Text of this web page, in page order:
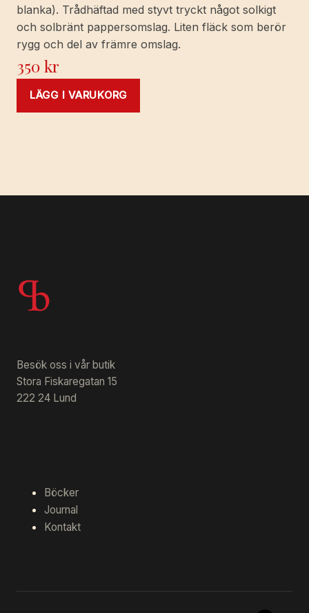
blanka). Trådhäftad med styvt tryckt något solkigt
och solbränt pappersomslag. Liten fläck som berör
rygg och del av främre omslag.
350kr
LÄGG I VARUKORG
Besök oss i vår butik
Stora Fiskaregatan 15
222 24 Lund
Böcker
Journal
Kontakt